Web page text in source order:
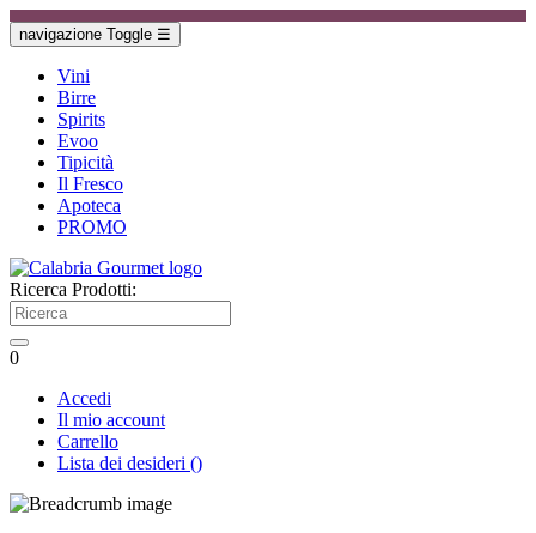
navigazione Toggle ☰
Vini
Birre
Spirits
Evoo
Tipicità
Il Fresco
Apoteca
PROMO
Ricerca Prodotti:
0
Accedi
Il mio account
Carrello
Lista dei desideri ()